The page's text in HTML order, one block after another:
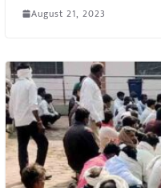
August 21, 2023